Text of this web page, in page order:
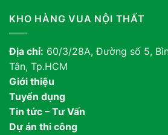
KHO HÀNG VUA NỘI THẤT
Địa chỉ: 60/3/28A, Đường số 5,
Tân, Tp.HCM
Giới thiệu
Tuyển dụng
Tin tức – Tư Vấn
Dự án thi công